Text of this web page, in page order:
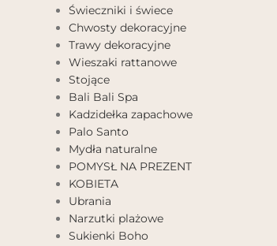
Świeczniki i świece
Chwosty dekoracyjne
Trawy dekoracyjne
Wieszaki rattanowe
Stojące
Bali Bali Spa
Kadzidełka zapachowe
Palo Santo
Mydła naturalne
POMYSŁ NA PREZENT
KOBIETA
Ubrania
Narzutki plażowe
Sukienki Boho